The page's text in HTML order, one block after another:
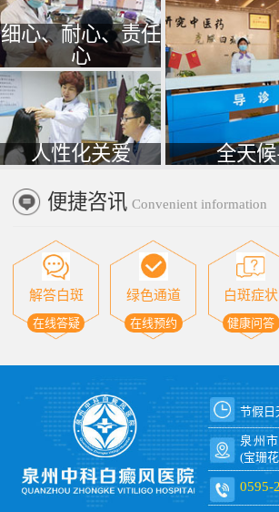
细心、耐心、责任
心
人性化关爱 全天
便捷咨讯 Convenient information
解答白斑
在线答疑
绿色通道
在线预约
白斑症状
健康问答
节假日
泉州
(宝珊
0595-